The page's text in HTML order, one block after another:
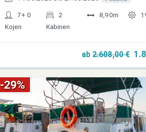
7+ 0
Kojen
2
Kabinen
8,90m
ab 2.608,00 €
-29%